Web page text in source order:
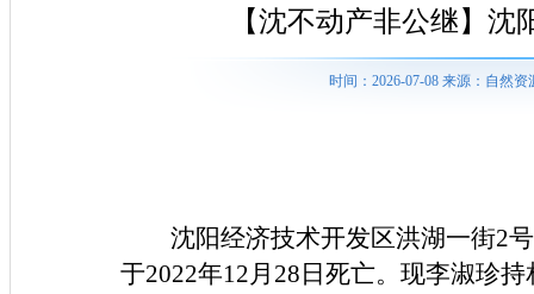
【沈不动产非公继】
时间：2026-07-08 来源：自然
沈阳经济技术开发区洪湖一街2
于2022年12月28日死亡。现李淑珍